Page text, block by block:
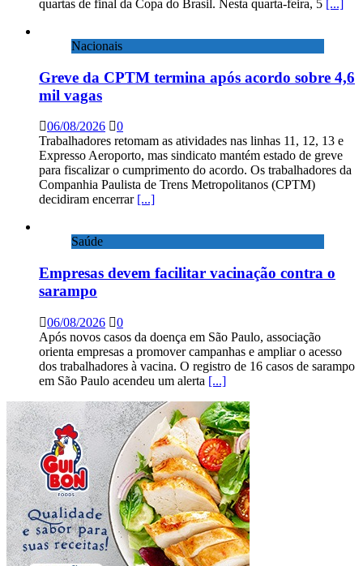
quartas de final da Copa do Brasil. Nesta quarta-feira, 5 [...]
Nacionais
Greve da CPTM termina após acordo sobre 4,6
mil vagas
06/08/2026
0
Trabalhadores retomam as atividades nas linhas 11, 12, 13 e
Expresso Aeroporto, mas sindicato mantém estado de greve
para fiscalizar o cumprimento do acordo. Os trabalhadores da
Companhia Paulista de Trens Metropolitanos (CPTM)
decidiram encerrar [...]
Saúde
Empresas devem facilitar vacinação contra o
sarampo
06/08/2026
0
Após novos casos da doença em São Paulo, associação
orienta empresas a promover campanhas e ampliar o acesso
dos trabalhadores à vacina. O registro de 16 casos de sarampo
em São Paulo acendeu um alerta [...]